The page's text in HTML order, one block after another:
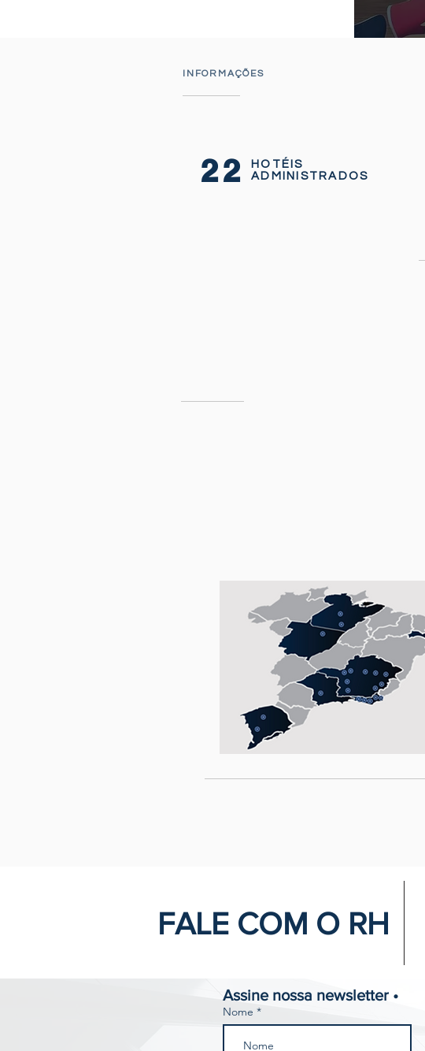
INFORMAÇÕES
22
HOTÉIS
ADMINISTRADOS
FALE COM O RH
Assine nossa newsletter •
Nome